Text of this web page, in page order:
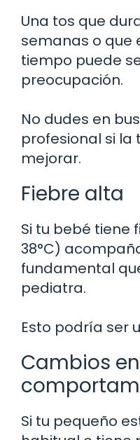
Una tos que
semanas o que
tiempo puede
preocupación.
No dudes en
profesional si la
mejorar.
Fiebre alta
Si tu bebé tiene
38°C)
fundamental
pediatra.
Esto podría ser
Cambios
Si tu pequeño